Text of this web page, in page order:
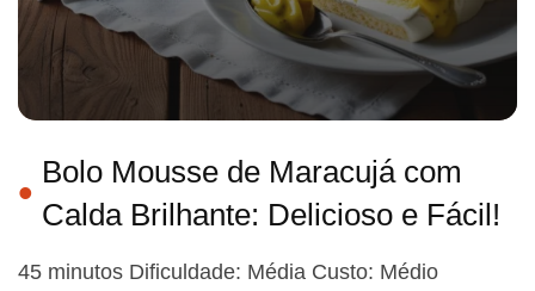
Bolo Mousse de Maracujá com
Calda Brilhante: Delicioso e Fácil!
45 minutos Dificuldade: Média Custo: Médio